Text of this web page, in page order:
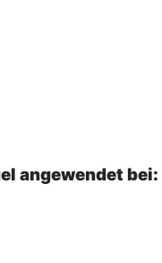
angewendet bei: